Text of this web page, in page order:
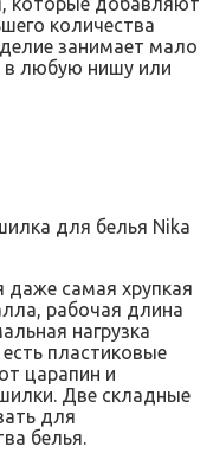
количества
занимает мало
в любую нишу или
для белья Nika
даже самая хрупкая
рабочая длина
нагрузка
пластиковые
царапин и
Две складные
для
белья.